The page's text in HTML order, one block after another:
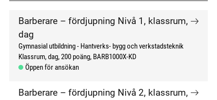
don't click me don't click me
Barberare – fördjupning Nivå 1, klassrum,
dag
Gymnasial utbildning
Hantverks- bygg och verkstadsteknik
Klassrum, dag 200 poäng BARB1000X-KD
Öppen för ansökan
Barberare – fördjupning Nivå 2, klassrum,